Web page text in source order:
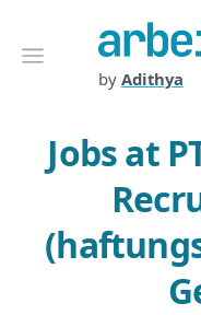
Open menu
Arbeitnow
by Adithya
Jobs at